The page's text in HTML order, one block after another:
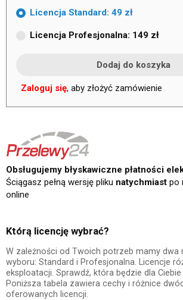
Licencja Standard: 49 zł
Licencja Profesjonalna: 149 zł
Zaloguj się, aby złożyć zamówienie
Obsługujemy błyskawiczne płatności
Ściągasz pełną wersję pliku natychmiast po
online
Którą licencję wybrać?
W zależności od Twoich potrzeb mamy dwa
wyboru: Standard i Profesjonalna. Licencje
eksploatacji. Sprawdź, która będzie dla
Poniższa tabela zawiera cechy i różnice
oferowanych licencji.